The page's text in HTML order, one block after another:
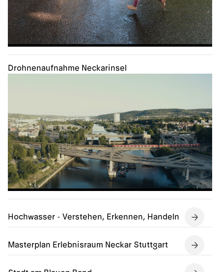
Drohnenaufnahme Neckarinsel
Hochwasser - Verstehen, Erkennen, Handeln
Masterplan Erlebnisraum Neckar Stuttgart